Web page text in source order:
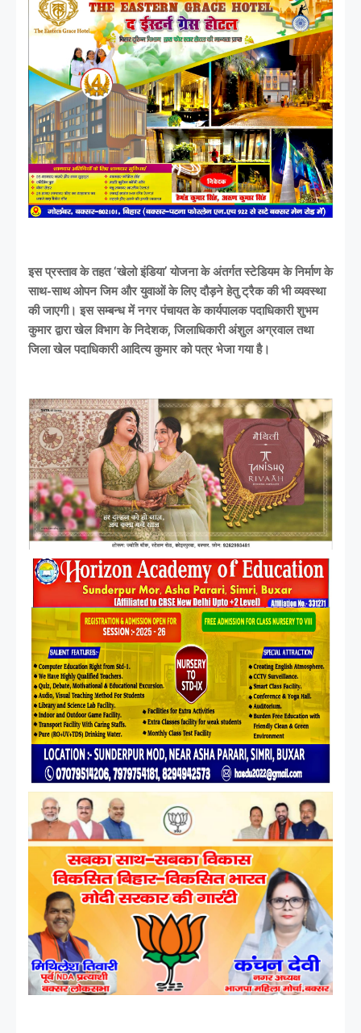
इस प्रस्ताव के तहत ‘खेलो इंडिया’ योजना के अंतर्गत स्टेडियम के निर्माण के
साथ-साथ ओपन जिम और युवाओं के लिए दौड़ने हेतु ट्रैक की भी व्यवस्था
की जाएगी। इस सम्बन्ध में नगर पंचायत के कार्यपालक पदाधिकारी शुभम
कुमार द्वारा खेल विभाग के निदेशक, जिलाधिकारी अंशुल अग्रवाल तथा
जिला खेल पदाधिकारी आदित्य कुमार को पत्र भेजा गया है।